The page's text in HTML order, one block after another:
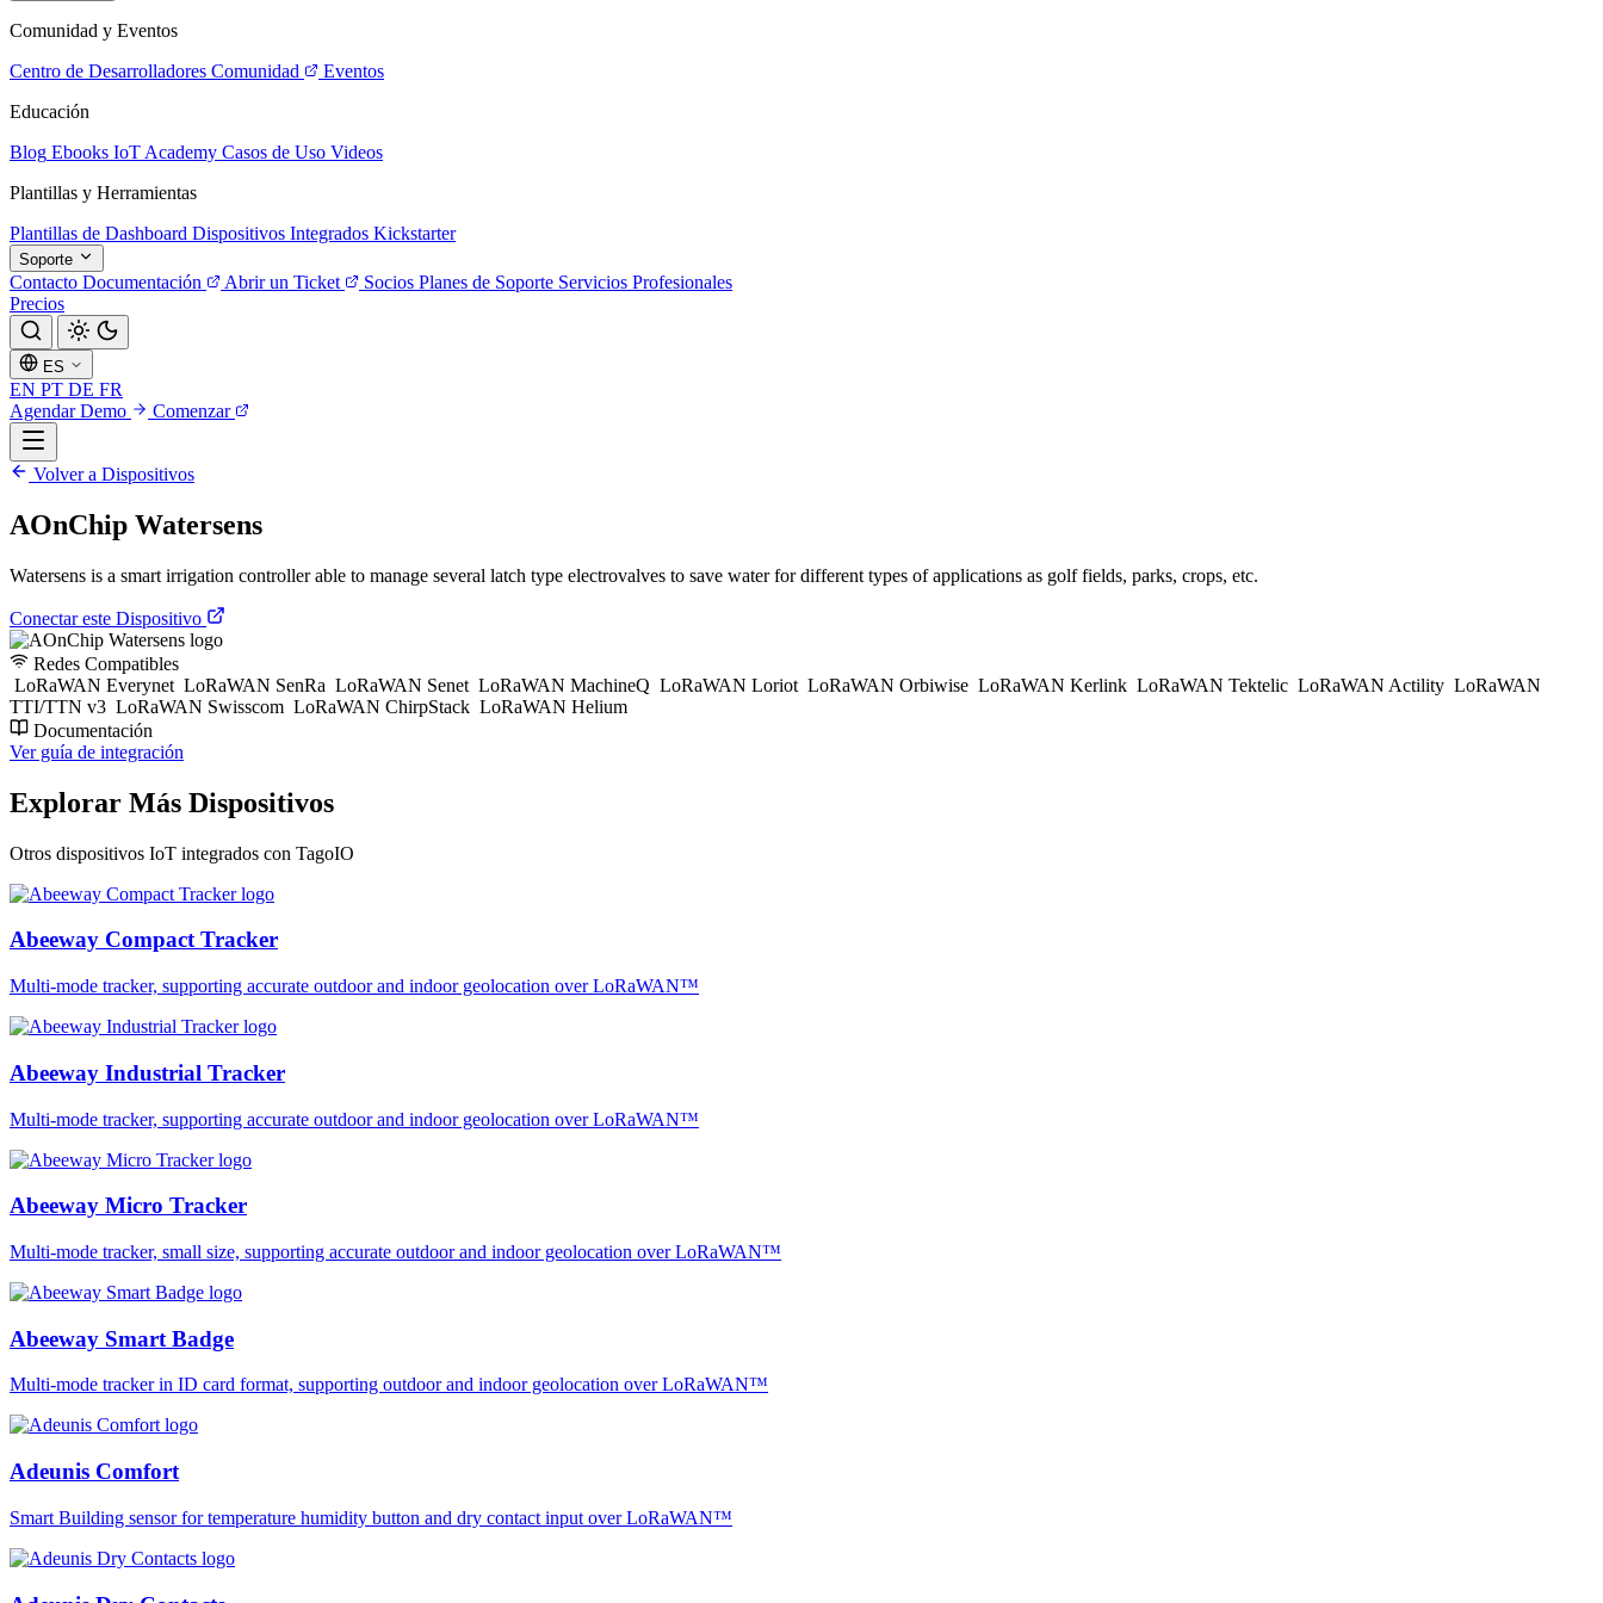
Comunidad y Eventos
Centro de Desarrolladores Comunidad
Eventos
Educación
Blog Ebooks IoT Academy Casos de Uso Videos
Plantillas y Herramientas
Plantillas de Dashboard Dispositivos Integrados Kickstarter
Soporte
Contacto Documentación Abrir un Ticket Socios Planes de Soporte Servicios Profesionales
Precios
ES
EN PT DE FR
Agendar Demo
Comenzar
Volver a Dispositivos
AOnChip Watersens
Watersens is a smart irrigation controller able to manage several latch type electrovalves to save water for different types of applications as golf fields, parks, crops, etc.
Conectar este Dispositivo
Redes Compatibles
LoRaWAN Everynet LoRaWAN SenRa LoRaWAN Senet LoRaWAN MachineQ LoRaWAN Loriot LoRaWAN Orbiwise LoRaWAN Kerlink LoRaWAN Tektelic LoRaWAN Actility LoRaWAN
TTI/TTN v3 LoRaWAN Swisscom LoRaWAN ChirpStack LoRaWAN Helium
Documentación
Ver guía de integración
Explorar Más Dispositivos
Otros dispositivos IoT integrados con TagoIO
Abeeway Compact Tracker
Multi-mode tracker, supporting accurate outdoor and indoor geolocation over LoRaWAN™
Abeeway Industrial Tracker
Multi-mode tracker, supporting accurate outdoor and indoor geolocation over LoRaWAN™
Abeeway Micro Tracker
Multi-mode tracker, small size, supporting accurate outdoor and indoor geolocation over LoRaWAN™
Abeeway Smart Badge
Multi-mode tracker in ID card format, supporting outdoor and indoor geolocation over LoRaWAN™
Adeunis Comfort
Smart Building sensor for temperature humidity button and dry contact input over LoRaWAN™